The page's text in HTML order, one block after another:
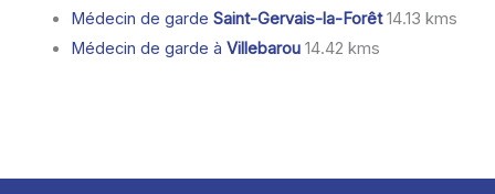
Médecin de garde Saint-Gervais-la-Forêt14.13 kms
Médecin de garde à Villebarou14.42 kms